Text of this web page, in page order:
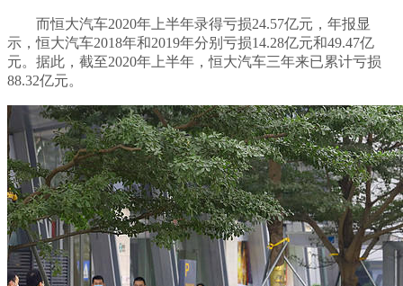
而恒大汽车2020年上半年录得亏损24.57亿元，年报显
示，恒大汽车2018年和2019年分别亏损14.28亿元和49.47亿
元。据此，截至2020年上半年，恒大汽车三年来已累计亏损
88.32亿元。